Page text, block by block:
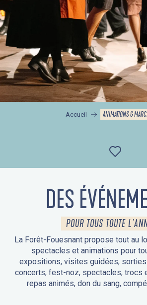
Accueil ANIMATIONS &
DES
POUR TOUS TOUTE
La Forêt-Fouesnant propose tout au
spectacles et animations pour
expositions, visites guidées, sorties
concerts, fest-noz, spectacles, trocs
repas animés, don du sang,